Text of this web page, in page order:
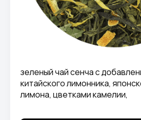
зеленый чай сенча с
китайского лимонника,
лимона, цветками камелии,